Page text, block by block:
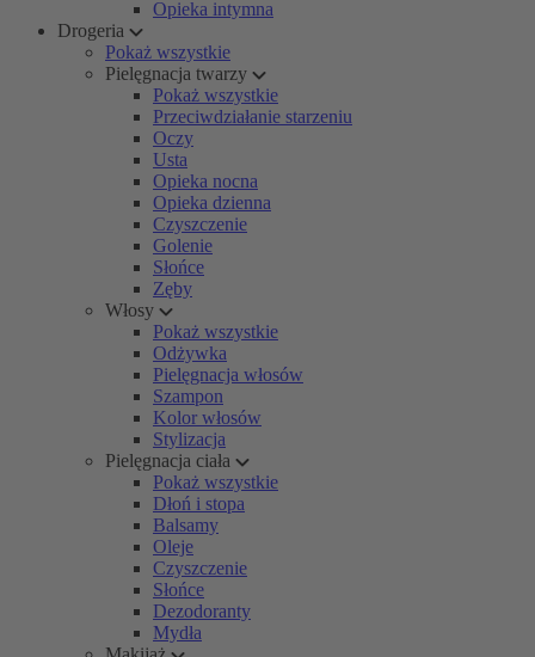
Opieka intymna
Drogeria
Pokaż wszystkie
Pielęgnacja twarzy
Pokaż wszystkie
Przeciwdziałanie starzeniu
Oczy
Usta
Opieka nocna
Opieka dzienna
Czyszczenie
Golenie
Słońce
Zęby
Włosy
Pokaż wszystkie
Odżywka
Pielęgnacja włosów
Szampon
Kolor włosów
Stylizacja
Pielęgnacja ciała
Pokaż wszystkie
Dłoń i stopa
Balsamy
Oleje
Czyszczenie
Słońce
Dezodoranty
Mydła